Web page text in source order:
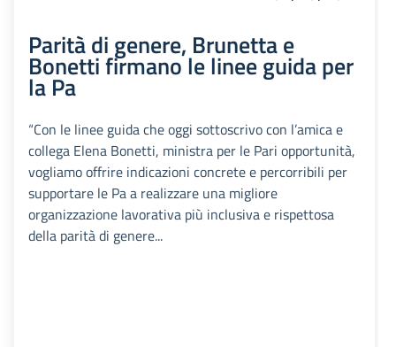
Parità di genere, Brunetta e
Bonetti firmano le linee guida per
la Pa
“Con le linee guida che oggi sottoscrivo con l’amica e
collega Elena Bonetti, ministra per le Pari opportunità,
vogliamo offrire indicazioni concrete e percorribili per
supportare le Pa a realizzare una migliore
organizzazione lavorativa più inclusiva e rispettosa
della parità di genere...